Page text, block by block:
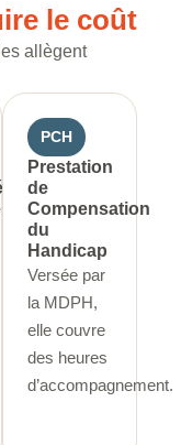
le coût
allègent
PCH
Prestation
de
Compensation
du
Handicap
Versée par
la MDPH,
elle couvre
des heures
d’accompagnement.